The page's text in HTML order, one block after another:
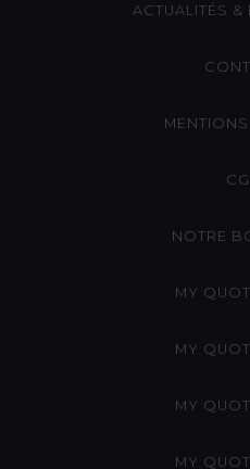
ACTUALITÉS &
NOTRE
MY
MY
MY
MY